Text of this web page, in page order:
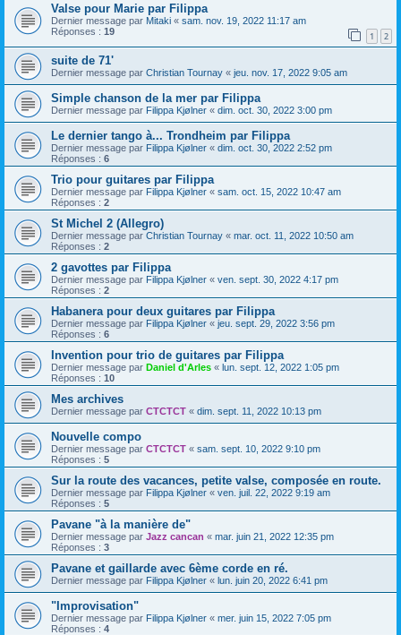
Valse pour Marie par Filippa
Dernier message par Mitaki « sam. nov. 19, 2022 11:17 am
Réponses : 19 1 2
suite de 71'
Dernier message par Christian Tournay « jeu. nov. 17, 2022 9:05 am
Simple chanson de la mer par Filippa
Dernier message par Filippa Kjølner « dim. oct. 30, 2022 3:00 pm
Le dernier tango à... Trondheim par Filippa
Dernier message par Filippa Kjølner « dim. oct. 30, 2022 2:52 pm
Réponses : 6
Trio pour guitares par Filippa
Dernier message par Filippa Kjølner « sam. oct. 15, 2022 10:47 am
Réponses : 2
St Michel 2 (Allegro)
Dernier message par Christian Tournay « mar. oct. 11, 2022 10:50 am
Réponses : 2
2 gavottes par Filippa
Dernier message par Filippa Kjølner « ven. sept. 30, 2022 4:17 pm
Réponses : 2
Habanera pour deux guitares par Filippa
Dernier message par Filippa Kjølner « jeu. sept. 29, 2022 3:56 pm
Réponses : 6
Invention pour trio de guitares par Filippa
Dernier message par Daniel d'Arles « lun. sept. 12, 2022 1:05 pm
Réponses : 10
Mes archives
Dernier message par CTCTCT « dim. sept. 11, 2022 10:13 pm
Nouvelle compo
Dernier message par CTCTCT « sam. sept. 10, 2022 9:10 pm
Réponses : 5
Sur la route des vacances, petite valse, composée en route.
Dernier message par Filippa Kjølner « ven. juil. 22, 2022 9:19 am
Réponses : 5
Pavane "à la manière de"
Dernier message par Jazz cancan « mar. juin 21, 2022 12:35 pm
Réponses : 3
Pavane et gaillarde avec 6ème corde en ré.
Dernier message par Filippa Kjølner « lun. juin 20, 2022 6:41 pm
"Improvisation"
Dernier message par Filippa Kjølner « mer. juin 15, 2022 7:05 pm
Réponses : 4